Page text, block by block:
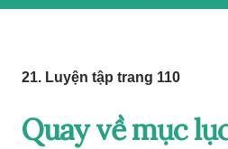
21. Luyện tập trang 110
Quay về mục